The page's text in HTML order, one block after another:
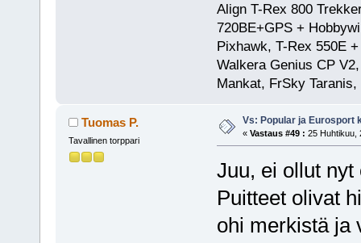
Align T-Rex 800
720BE+GPS +
Pixhawk, T-Rex 550E
Walkera Genius CP
Mankat, FrSky
Tuomas P.
Tavallinen torppari
Vs: Popular ja Eurosport
« Vastaus #49 : 25 Huhtikuu,
Juu, ei ollut
Puitteet olivat
ohi merkistä ja